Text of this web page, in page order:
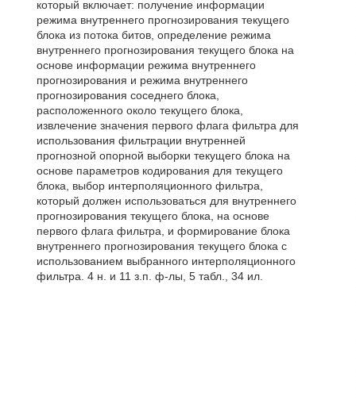
который включает: получение информации
режима внутреннего прогнозирования текущего
блока из потока битов, определение режима
внутреннего прогнозирования текущего блока на
основе информации режима внутреннего
прогнозирования и режима внутреннего
прогнозирования соседнего блока,
расположенного около текущего блока,
извлечение значения первого флага фильтра для
использования фильтрации внутренней
прогнозной опорной выборки текущего блока на
основе параметров кодирования для текущего
блока, выбор интерполяционного фильтра,
который должен использоваться для внутреннего
прогнозирования текущего блока, на основе
первого флага фильтра, и формирование блока
внутреннего прогнозирования текущего блока с
использованием выбранного интерполяционного
фильтра. 4 н. и 11 з.п. ф-лы, 5 табл., 34 ил.